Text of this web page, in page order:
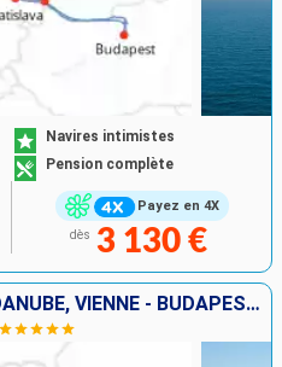
Payez en 4X
Navires intimistes
Pension complète
dès 3 130 €
CROISIÈRE AU FIL DU DANUBE, VIENNE - BUDAPEST, LES PORTES DE FER